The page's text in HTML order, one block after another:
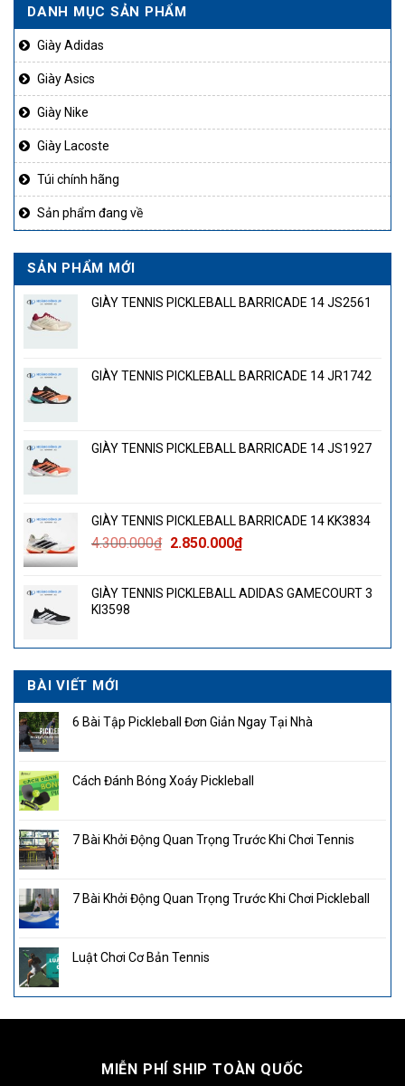
DANH MỤC SẢN PHẨM
Giày Adidas
Giày Asics
Giày Nike
Giày Lacoste
Túi chính hãng
Sản phẩm đang về
SẢN PHẨM MỚI
GIÀY TENNIS PICKLEBALL BARRICADE 14 JS2561
GIÀY TENNIS PICKLEBALL BARRICADE 14 JR1742
GIÀY TENNIS PICKLEBALL BARRICADE 14 JS1927
GIÀY TENNIS PICKLEBALL BARRICADE 14 KK3834
4.300.000₫ Giá
4.300.000₫.
2.850.000₫Giá
là:
GIÀY TENNIS PICKLEBALL ADIDAS GAMECOURT 3
KI3598
BÀI VIẾT MỚI
6 Bài Tập Pickleball Đơn Giản Ngay Tại Nhà
Cách Đánh Bóng Xoáy Pickleball
7 Bài Khởi Động Quan Trọng Trước Khi Chơi Tennis
7 Bài Khởi Động Quan Trọng Trước Khi Chơi Pickleball
Luật Chơi Cơ Bản Tennis
MIỄN PHÍ SHIP TOÀN QUỐC